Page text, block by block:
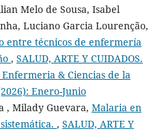
Melo de Sousa, Isabel
Luciano Garcia Lourenção,
entre técnicos de enfermería
, SALUD, ARTE Y CUIDADOS.
& Ciencias de la
Enero-Junio
, Milady Guevara, Malaria en
, SALUD, ARTE Y